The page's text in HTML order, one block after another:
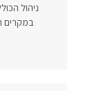
ניהול
במקרים